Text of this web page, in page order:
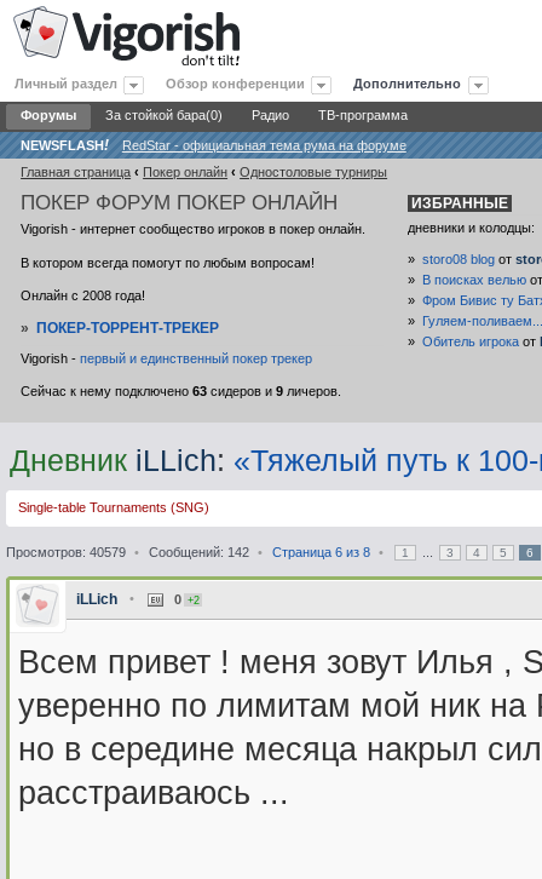
Личный раздел Обзор конференции Дополнительно
Форумы За стойкой бара(0) Радио ТВ-программа
NEWSFLASH!
RedStar - официальная тема рума на форуме
Главная страница ‹ Покер онлайн ‹ Одностоловые турниры
ПОКЕР ФОРУМ ПОКЕР ОНЛАЙН
Vigorish - интернет сообщество игроков в покер онлайн.
В котором всегда помогут по любым вопросам!
Онлайн с 2008 года!
»ПОКЕР-ТОРРЕНТ-ТРЕКЕР
Vigorish -первый и единственный покер трекер
Сейчас к нему подключено63 сидеров и9 личеров.
ИЗБРАННЫЕ
дневники и колодцы:
»storo08 blog от
»
В поисках велью
»Фром Бивис ту
»
Гуляем-
»Обитель игрока от
Дневник iLLich: «Тяжелый путь к
Single-table Tournaments (SNG)
Просмотров: 40579 • Сообщений: 142 • Страница 6из 8 • 1 3 4 5 6
iLLich • 0 +2
Всем привет ! меня зовут Илья ,
уверенно по лимитам мой ник
но в середине месяца накрыл
расстраиваюсь ...